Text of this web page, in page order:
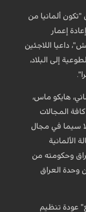
"تكون ألمانيا من
إعمار
داعيا اللاجئين
إلى البلاد،
هايكو ماس،
المجالات
سيما في مجال
الألمانية
وحكومته من
وحدة العراق
عودة تنظيم